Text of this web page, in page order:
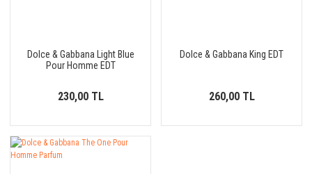
Dolce & Gabbana Light Blue
Pour Homme EDT
230,00 TL
Dolce & Gabbana King EDT
260,00 TL